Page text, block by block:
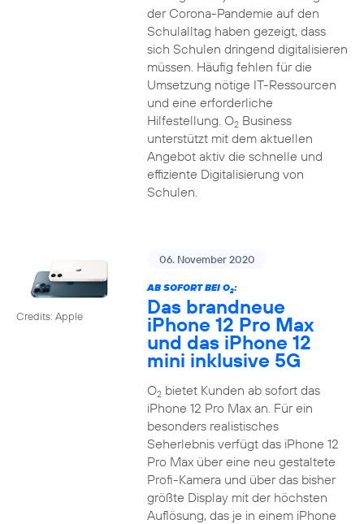
der Corona-Pandemie auf den
Schulalltag haben gezeigt, dass
sich Schulen dringend digitalisieren
müssen. Häufig fehlen für die
Umsetzung nötige IT-Ressourcen
und eine erforderliche
Hilfestellung. O2Business
unterstützt mit dem aktuellen
Angebot aktiv die schnelle und
effiziente Digitalisierung von
Schulen.
Credits: Apple
06. November 2020
AB SOFORT BEI O2:
Das brandneue
iPhone 12 Pro Max
und das iPhone 12
mini inklusive 5G
O2bietet Kunden ab sofort das
iPhone 12 Pro Max an. Für ein
besonders realistisches
Seherlebnis verfügt das iPhone 12
Pro Max über eine neu gestaltete
Profi-Kamera und über das bisher
größte Display mit der höchsten
Auflösung, das je in einem iPhone